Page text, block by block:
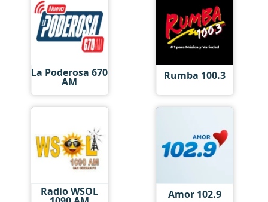
La Poderosa 670
AM Rumba 100.3
Radio WSOL Amor 102.9